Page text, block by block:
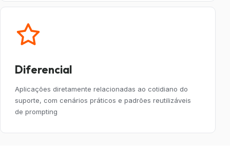
Diferencial
Aplicações diretamente relacionadas ao cotidiano do
suporte, com cenários práticos e padrões reutilizáveis
de prompting